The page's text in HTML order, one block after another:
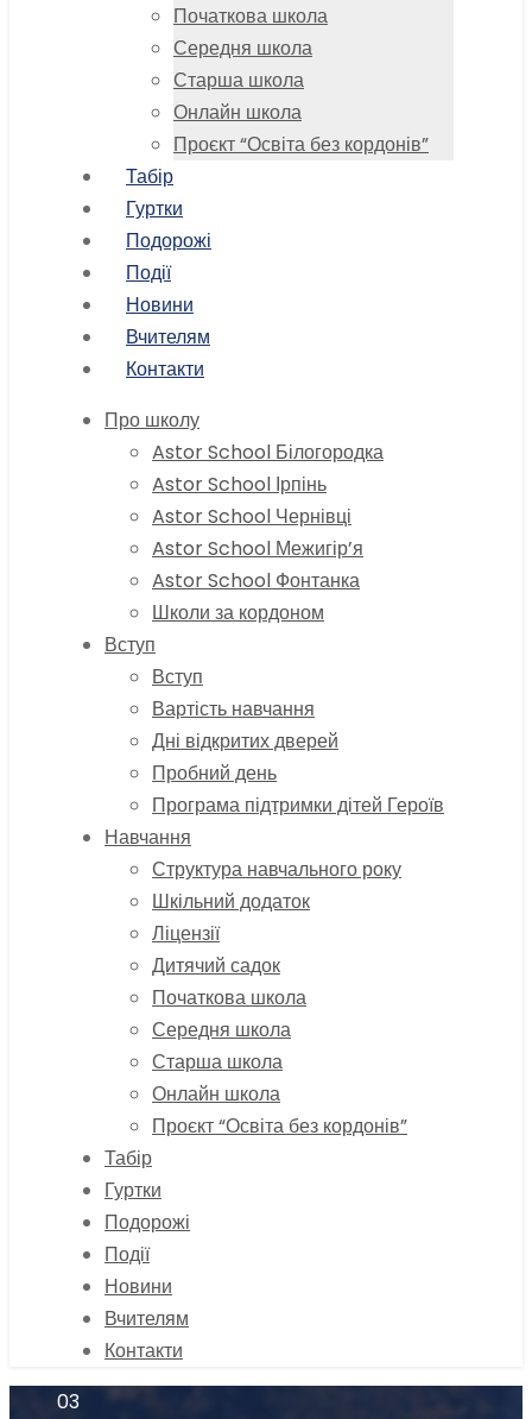
Початкова школа
Середня школа
Старша школа
Онлайн школа
Проєкт “Освіта без кордонів”
Табір
Гуртки
Подорожі
Події
Новини
Вчителям
Контакти
Про школу
Astor School Білогородка
Astor School Ірпінь
Astor School Чернівці
Astor School Межигір’я
Astor School Фонтанка
Школи за кордоном
Вступ
Вступ
Вартість навчання
Дні відкритих дверей
Пробний день
Програма підтримки дітей Героїв
Навчання
Структура навчального року
Шкільний додаток
Ліцензії
Дитячий садок
Початкова школа
Середня школа
Старша школа
Онлайн школа
Проєкт “Освіта без кордонів”
Табір
Гуртки
Подорожі
Події
Новини
Вчителям
Контакти
03